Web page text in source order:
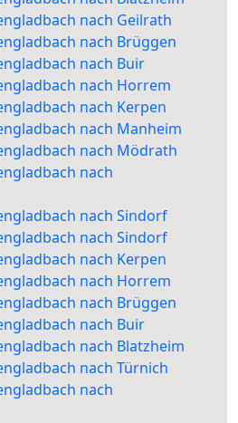
nach Geilrath
nach Brüggen
nach Buir
nach Horrem
nach Kerpen
nach Manheim
nach Mödrath
nach
nach Sindorf
nach Sindorf
nach Kerpen
nach Horrem
nach Brüggen
nach Buir
nach Blatzheim
nach Türnich
nach